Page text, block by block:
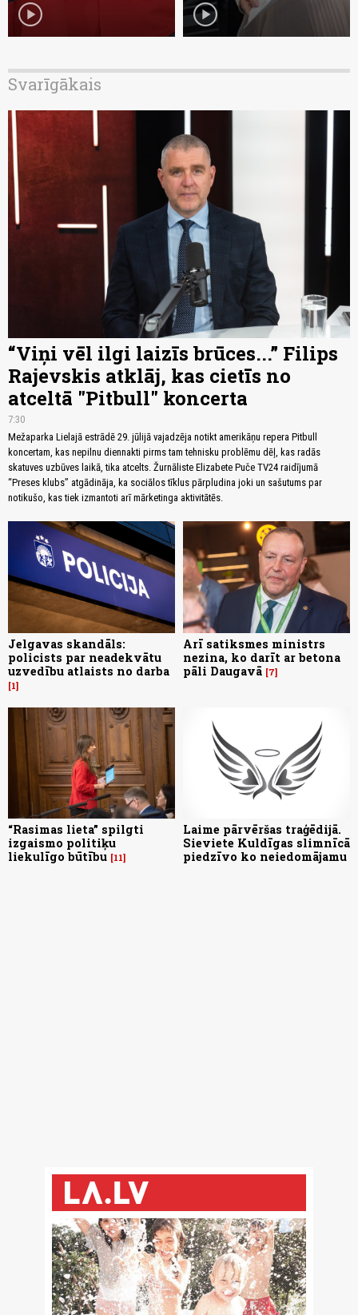
play_circle play_circle
Svarīgākais
“Viņi vēl ilgi laizīs brūces...” Filips
Rajevskis atklāj, kas cietīs no
atceltā "Pitbull" koncerta
7:30
Mežaparka Lielajā estrādē 29. jūlijā vajadzēja notikt amerikāņu repera Pitbull
koncertam, kas nepilnu diennakti pirms tam tehnisku problēmu dēļ, kas radās
skatuves uzbūves laikā, tika atcelts. Žurnāliste Elizabete Puče TV24 raidījumā
“Preses klubs” atgādināja, ka sociālos tīklus pārpludina joki un sašutums par
notikušo, kas tiek izmantoti arī mārketinga aktivitātēs.
Jelgavas skandāls:
policists par neadekvātu
uzvedību atlaists no darba
1
Arī satiksmes ministrs
nezina, ko darīt ar betona
pāli Daugavā 7
“Rasimas lieta” spilgti
izgaismo politiķu
liekulīgo būtību 11
Laime pārvēršas traģēdijā.
Sieviete Kuldīgas slimnīcā
piedzīvo ko neiedomājamu